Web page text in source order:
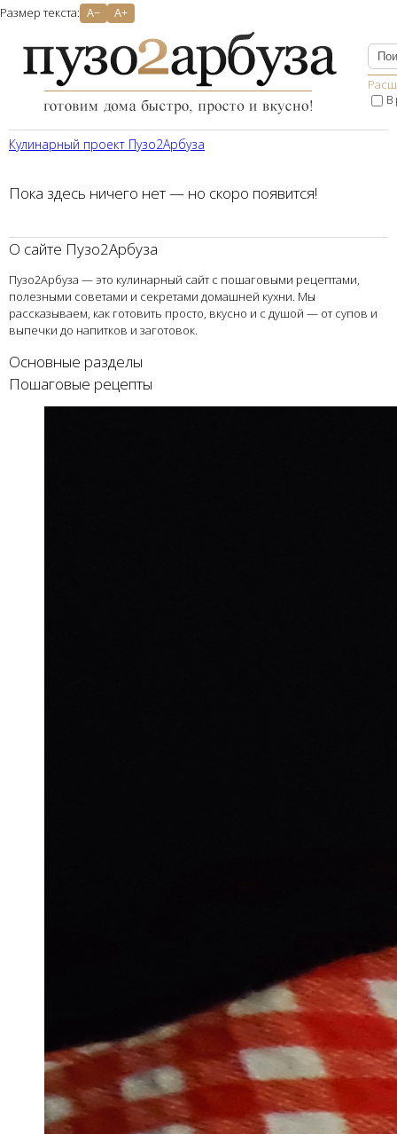
Размер текста: A− A+
В
Кулинарный проект Пузо2Aрбуза
Пока здесь ничего нет — но скоро появится!
О сайте Пузо2Арбуза
Пузо2Арбуза — это кулинарный сайт с пошаговыми рецептами,
полезными советами и секретами домашней кухни. Мы
рассказываем, как готовить просто, вкусно и с душой — от супов и
выпечки до напитков и заготовок.
Основные разделы
Пошаговые рецепты